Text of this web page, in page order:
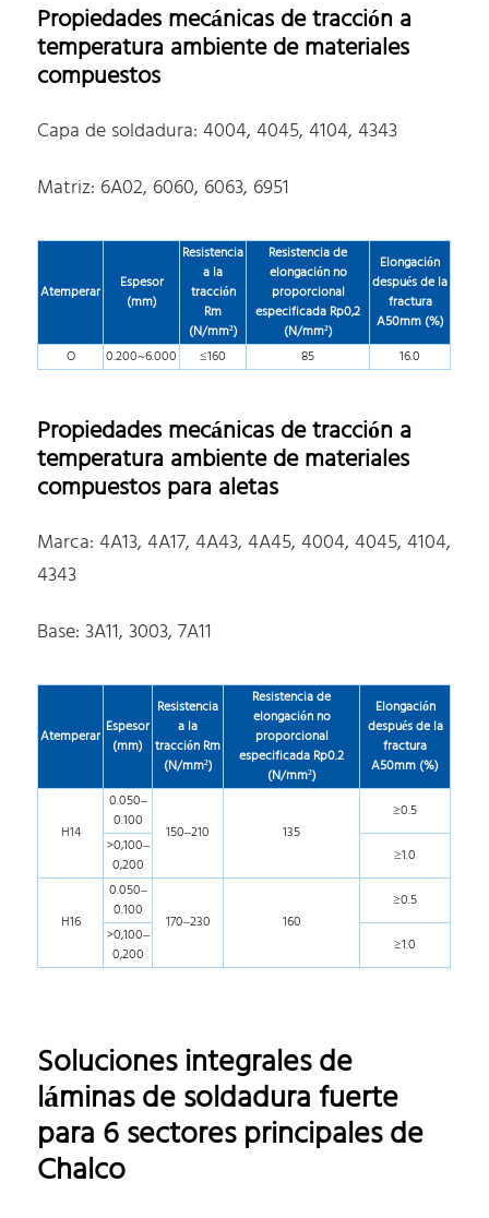
Propiedades mecánicas de tracción a
temperatura ambiente de materiales
compuestos
Capa de soldadura: 4004, 4045, 4104, 4343
Matriz: 6A02, 6060, 6063, 6951
Atemperar
Espesor
(mm)
Resistencia
a la
tracción
Rm
(N/mm²)
Resistencia de
elongación no
proporcional
especificada Rp0,2
(N/mm²)
Elongación
después de la
fractura
A50mm (%)
O
0.200~6.000 ≤160 85 16.0
Propiedades mecánicas de tracción a
temperatura ambiente de materiales
compuestos para aletas
Marca: 4A13, 4A17, 4A43, 4A45, 4004, 4045, 4104,
4343
Base: 3A11, 3003, 7A11
Atemperar Espesor
(mm)
Resistencia
a la
tracción Rm
(N/mm²)
Resistencia de
elongación no
proporcional
especificada Rp0.2
(N/mm²)
Elongación
después de la
fractura
A50mm (%)
H14
0.050–
0.100
150–210 135
≥0.5
>0,100–
0,200
≥1.0
H16
0.050–
0.100
170–230 160
≥0.5
>0,100–
0,200
≥1.0
Soluciones integrales de
láminas de soldadura fuerte
para 6 sectores principales de
Chalco